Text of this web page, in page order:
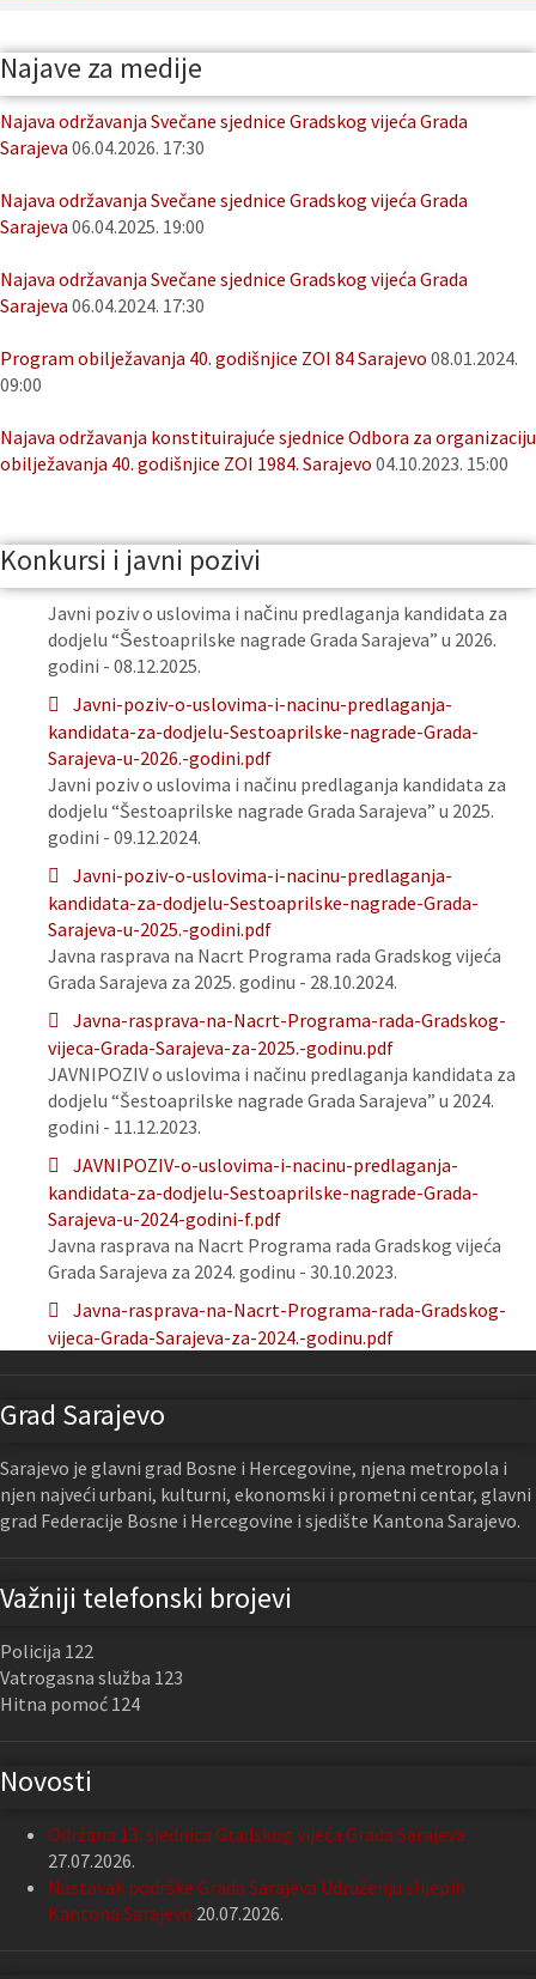
Najave za medije
Najava održavanja Svečane sjednice Gradskog vijeća Grada
Sarajeva 06.04.2026. 17:30
Najava održavanja Svečane sjednice Gradskog vijeća Grada
Sarajeva 06.04.2025. 19:00
Najava održavanja Svečane sjednice Gradskog vijeća Grada
Sarajeva 06.04.2024. 17:30
Program obilježavanja 40. godišnjice ZOI 84 Sarajevo 08.01.2024.
09:00
Najava održavanja konstituirajuće sjednice Odbora za organizaciju
obilježavanja 40. godišnjice ZOI 1984. Sarajevo 04.10.2023. 15:00
Konkursi i javni pozivi
Javni poziv o uslovima i načinu predlaganja kandidata za
dodjelu “Šestoaprilske nagrade Grada Sarajeva” u 2026.
godini - 08.12.2025.
Javni-poziv-o-uslovima-i-nacinu-predlaganja-
kandidata-za-dodjelu-Sestoaprilske-nagrade-Grada-
Sarajeva-u-2026.-godini.pdf
Javni poziv o uslovima i načinu predlaganja kandidata za
dodjelu “Šestoaprilske nagrade Grada Sarajeva” u 2025.
godini - 09.12.2024.
Javni-poziv-o-uslovima-i-nacinu-predlaganja-
kandidata-za-dodjelu-Sestoaprilske-nagrade-Grada-
Sarajeva-u-2025.-godini.pdf
Javna rasprava na Nacrt Programa rada Gradskog vijeća
Grada Sarajeva za 2025. godinu - 28.10.2024.
Javna-rasprava-na-Nacrt-Programa-rada-Gradskog-
vijeca-Grada-Sarajeva-za-2025.-godinu.pdf
JAVNIPOZIV o uslovima i načinu predlaganja kandidata za
dodjelu “Šestoaprilske nagrade Grada Sarajeva” u 2024.
godini - 11.12.2023.
JAVNIPOZIV-o-uslovima-i-nacinu-predlaganja-
kandidata-za-dodjelu-Sestoaprilske-nagrade-Grada-
Sarajeva-u-2024-godini-f.pdf
Javna rasprava na Nacrt Programa rada Gradskog vijeća
Grada Sarajeva za 2024. godinu - 30.10.2023.
Javna-rasprava-na-Nacrt-Programa-rada-Gradskog-
vijeca-Grada-Sarajeva-za-2024.-godinu.pdf
Grad Sarajevo
Sarajevo je glavni grad Bosne i Hercegovine, njena metropola i
njen najveći urbani, kulturni, ekonomski i prometni centar, glavni
grad Federacije Bosne i Hercegovine i sjedište Kantona Sarajevo.
Važniji telefonski brojevi
Policija 122
Vatrogasna služba 123
Hitna pomoć 124
Novosti
Održana 13. sjednica Gradskog vijeća Grada Sarajeva
27.07.2026.
Nastavak podrške Grada Sarajeva Udruženju slijepih
Kantona Sarajevo 20.07.2026.